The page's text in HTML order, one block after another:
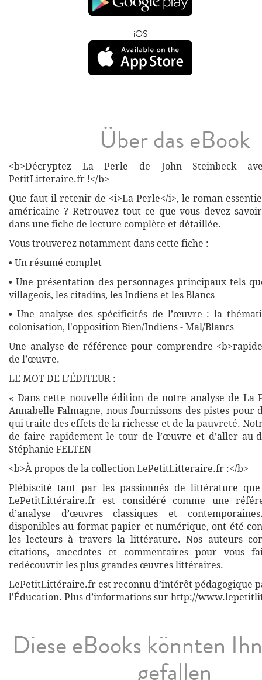
iOS
Über das eBook
<b>Décryptez La Perle de John Steinbeck
PetitLitteraire.fr !</b>
Que faut-il retenir de <i>La Perle</i>, le roman
américaine ? Retrouvez tout ce que vous devez
dans une fiche de lecture complète et détaillée.
Vous trouverez notamment dans cette fiche :
• Un résumé complet
• Une présentation des personnages principaux tels
villageois, les citadins, les Indiens et les Blancs
• Une analyse des spécificités de l’œuvre : la
colonisation, l'opposition Bien/Indiens - Mal/Blancs
Une analyse de référence pour comprendre
de l’œuvre.
LE MOT DE L’ÉDITEUR :
« Dans cette nouvelle édition de notre analyse de La
Annabelle Falmagne, nous fournissons des pistes pour
qui traite des effets de la richesse et de la pauvreté.
de faire rapidement le tour de l’œuvre et d’aller au-
Stéphanie FELTEN
<b>À propos de la collection LePetitLitteraire.fr :</b>
Plébiscité tant par les passionnés de littérature
LePetitLittéraire.fr est considéré comme une
d’analyse d’œuvres classiques et
disponibles au format papier et numérique, ont été
les lecteurs à travers la littérature. Nos auteurs
citations, anecdotes et commentaires pour vous
redécouvrir les plus grandes œuvres littéraires.
LePetitLittéraire.fr est reconnu d’intérêt pédagogique
l’Éducation. Plus d’informations sur http://
Diese eBooks könnten
gefallen